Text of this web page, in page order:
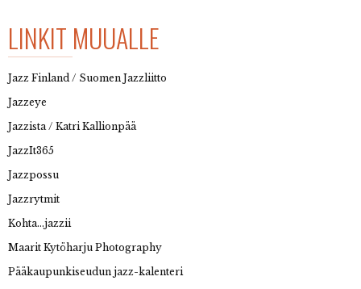
LINKIT MUUALLE
Jazz Finland / Suomen Jazzliitto
Jazzeye
Jazzista / Katri Kallionpää
JazzIt365
Jazzpossu
Jazzrytmit
Kohta…jazzii
Maarit Kytöharju Photography
Pääkaupunkiseudun jazz-kalenteri